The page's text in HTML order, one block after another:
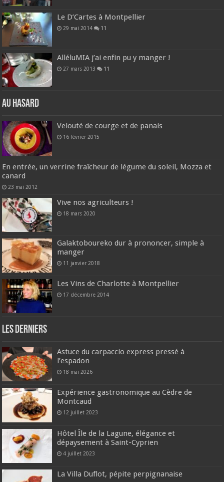
Le D’Cartes à Montpellier
29 mai 2014 11
AlléluMIA j’ai enfin pu y manger !
27 mars 2013 11
Au hasard
Velouté de courge et de panais
16 février 2015
En entrée, un verrine fraîcheur de légume du soleil, Mozza et
canard
23 mai 2012
Vive nos agriculteurs !
18 mars 2020
Galaktoboureko dur à prononcer, simple à
manger
11 janvier 2018
Les Vins de Charlotte à Montpellier
17 décembre 2014
Les derniers
Astuce du carpaccio express pressé à
l’espadon
18 mai 2026
Expérience gastronomique au Cèdre de
Montcaud
12 juillet 2023
Hôtel Île de la Lagune, élégance et
dépaysement à Saint-Cyprien
4 juillet 2023
La Villa Duflot, pépite perpignanaise